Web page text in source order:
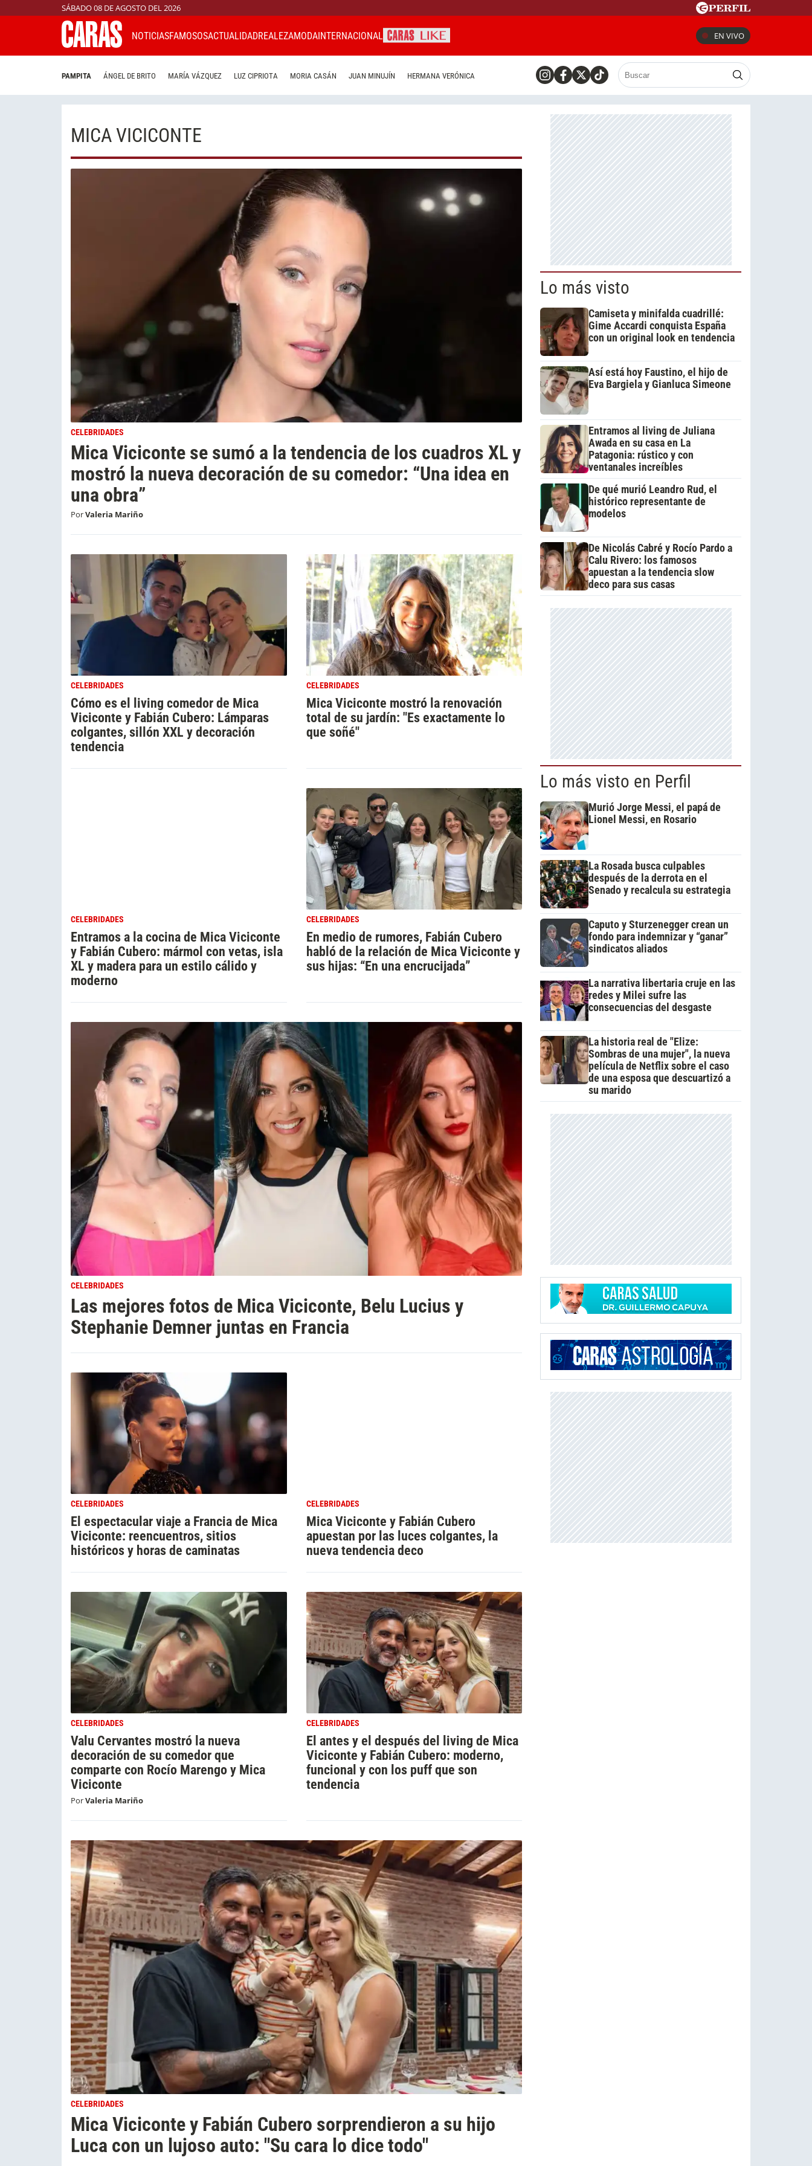
SÁBADO 08 DE AGOSTO DEL 2026
NOTICIASFAMOSOSACTUALIDADREALEZAMODAINTERNACIONAL EN VIVO
PAMPITA ÁNGEL DE BRITO MARÍA VÁZQUEZ LUZ CIPRIOTA MORIA CASÁN JUAN MINUJÍN HERMANA VERÓNICA
MICA VICICONTE
CELEBRIDADES
Mica Viciconte se sumó a la tendencia de los cuadros XL y
mostró la nueva decoración de su comedor: “Una idea en
una obra”
PorValeria Mariño
CELEBRIDADES
Cómo es el living comedor de Mica
Viciconte y Fabián Cubero: Lámparas
colgantes, sillón XXL y decoración
tendencia
CELEBRIDADES
Mica Viciconte mostró la renovación
total de su jardín: "Es exactamente lo
que soñé"
CELEBRIDADES
Entramos a la cocina de Mica Viciconte
y Fabián Cubero: mármol con vetas, isla
XL y madera para un estilo cálido y
moderno
CELEBRIDADES
En medio de rumores, Fabián Cubero
habló de la relación de Mica Viciconte y
sus hijas: “En una encrucijada”
CELEBRIDADES
Las mejores fotos de Mica Viciconte, Belu Lucius y
Stephanie Demner juntas en Francia
CELEBRIDADES
El espectacular viaje a Francia de Mica
Viciconte: reencuentros, sitios
históricos y horas de caminatas
CELEBRIDADES
Mica Viciconte y Fabián Cubero
apuestan por las luces colgantes, la
nueva tendencia deco
CELEBRIDADES
Valu Cervantes mostró la nueva
decoración de su comedor que
comparte con Rocío Marengo y Mica
Viciconte
PorValeria Mariño
CELEBRIDADES
El antes y el después del living de Mica
Viciconte y Fabián Cubero: moderno,
funcional y con los puff que son
tendencia
CELEBRIDADES
Mica Viciconte y Fabián Cubero sorprendieron a su hijo
Luca con un lujoso auto: "Su cara lo dice todo"
Lo más visto
Camiseta y minifalda cuadrillé:
Gime Accardi conquista España
con un original look en tendencia
Así está hoy Faustino, el hijo de
Eva Bargiela y Gianluca Simeone
Entramos al living de Juliana
Awada en su casa en La
Patagonia: rústico y con
ventanales increíbles
De qué murió Leandro Rud, el
histórico representante de
modelos
De Nicolás Cabré y Rocío Pardo a
Calu Rivero: los famosos
apuestan a la tendencia slow
deco para sus casas
Lo más visto en Perfil
Murió Jorge Messi, el papá de
Lionel Messi, en Rosario
La Rosada busca culpables
después de la derrota en el
Senado y recalcula su estrategia
Caputo y Sturzenegger crean un
fondo para indemnizar y “ganar”
sindicatos aliados
La narrativa libertaria cruje en las
redes y Milei sufre las
consecuencias del desgaste
La historia real de "Elize:
Sombras de una mujer", la nueva
película de Netflix sobre el caso
de una esposa que descuartizó a
su marido